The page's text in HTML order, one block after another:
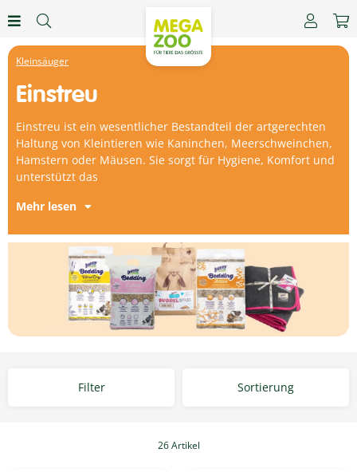
Kleinsäuger
Einstreu
Einstreu ist ein wesentlicher Bestandteil der artgerechten
Haltung von Kleintieren wie Kaninchen, Meerschweinchen,
Hamstern oder Mäusen. Sie sorgt für Hygiene, Komfort und
unterstützt das
Mehr lesen
Filter Sortierung
26 Artikel